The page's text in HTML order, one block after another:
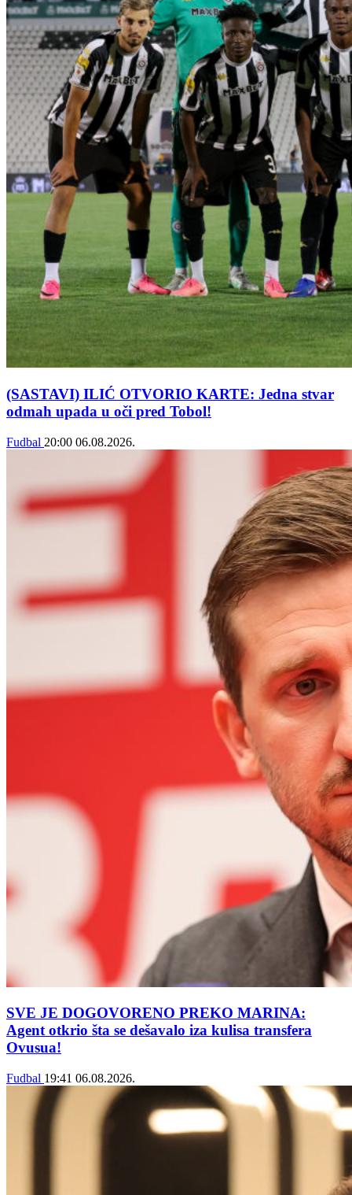
(SASTAVI) ILIĆ OTVORIO KARTE: Jedna stvar
odmah upada u oči pred Tobol!
Fudbal 20:00 06.08.2026.
SVE JE DOGOVORENO PREKO MARINA:
Agent otkrio šta se dešavalo iza kulisa transfera
Ovusua!
Fudbal 19:41 06.08.2026.